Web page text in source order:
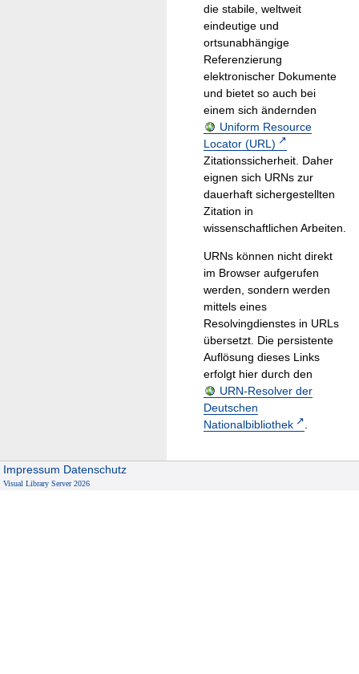
die stabile, weltweit
eindeutige und
ortsunabhängige
Referenzierung
elektronischer Dokumente
und bietet so auch bei
einem sich ändernden
Uniform Resource
Locator (URL)
Zitationssicherheit. Daher
eignen sich URNs zur
dauerhaft sichergestellten
Zitation in
wissenschaftlichen Arbeiten.
URNs können nicht direkt
im Browser aufgerufen
werden, sondern werden
mittels eines
Resolvingdienstes in URLs
übersetzt. Die persistente
Auflösung dieses Links
erfolgt hier durch den
URN-Resolver der
Deutschen
Nationalbibliothek
.
Impressum Datenschutz
Visual Library Server 2026